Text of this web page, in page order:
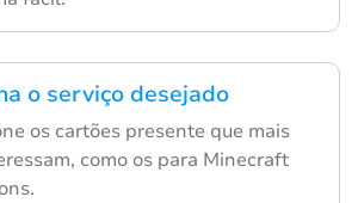
o serviço desejado
os cartões presente que mais
como os para Minecraft